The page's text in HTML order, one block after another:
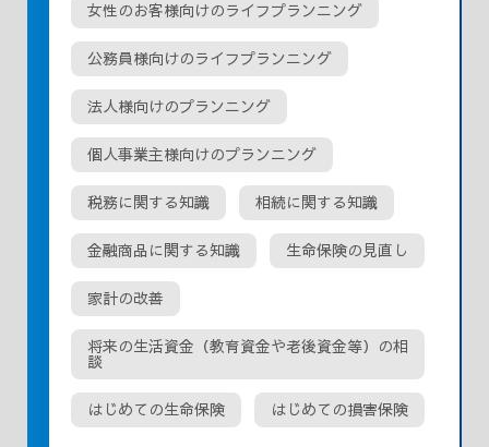
女性のお客様向けのライフプランニング
公務員様向けのライフプランニング
法人様向けのプランニング
個人事業主様向けのプランニング
税務に関する知識 相続に関する知識
金融商品に関する知識 生命保険の見直し
家計の改善
将来の生活資金（教育資金や老後資金等）の相
談
はじめての生命保険 はじめての損害保険